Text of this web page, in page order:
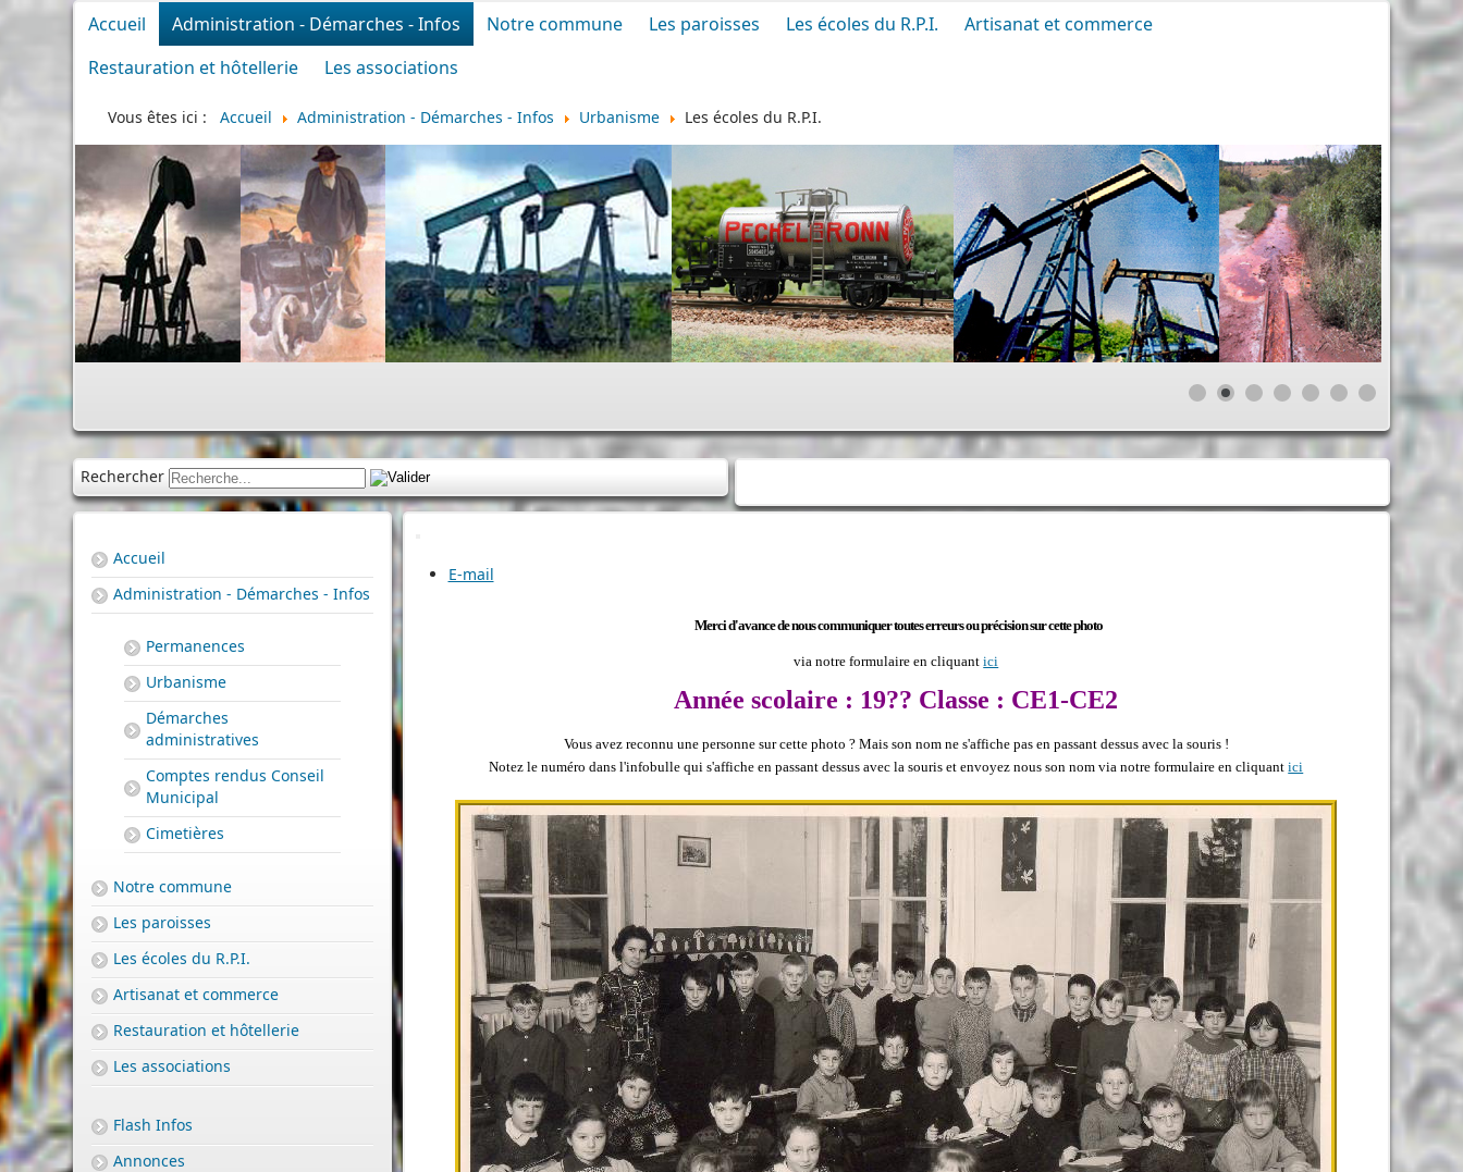
Accueil Administration - Démarches - Infos Notre commune Les paroisses Les écoles du R.P.I.
Artisanat et commerce
Restauration et hôtellerie
Les associations
Vous êtes ici : Accueil Administration - Démarches - Infos Urbanisme Les écoles du R.P.I.
Rechercher
Accueil
Administration - Démarches - Infos
Permanences
Urbanisme
Démarches
administratives
Comptes rendus Conseil
Municipal
Cimetières
Notre commune
Les paroisses
Les écoles du R.P.I.
Artisanat et commerce
Restauration et hôtellerie
Les associations
Flash Infos
Annonces
E-mail
Merci d'avance de nous communiquer toutes erreurs ou précision sur cette photo
via notre formulaire en cliquantici
Année scolaire : 19?? Classe : CE1-CE2
Vous avez reconnu une personne sur cette photo ?Mais son nom ne s'affiche pas en passant dessus avec la souris !
Notez le numéro dans l'infobulle qui s'affiche en passant dessus avec la souris et envoyez nous son nom via notre formulaire en cliquantici